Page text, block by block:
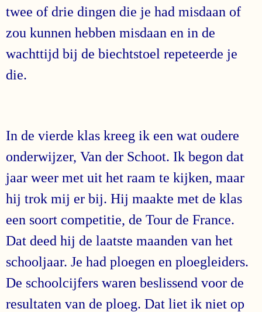
twee of drie dingen die je had misdaan of
zou kunnen hebben misdaan en in de
wachttijd bij de biechtstoel repeteerde je
die.
In de vierde klas kreeg ik een wat oudere
onderwijzer, Van der Schoot. Ik begon dat
jaar weer met uit het raam te kijken, maar
hij trok mij er bij. Hij maakte met de klas
een soort competitie, de Tour de France.
Dat deed hij de laatste maanden van het
schooljaar. Je had ploegen en ploegleiders.
De schoolcijfers waren beslissend voor de
resultaten van de ploeg. Dat liet ik niet op